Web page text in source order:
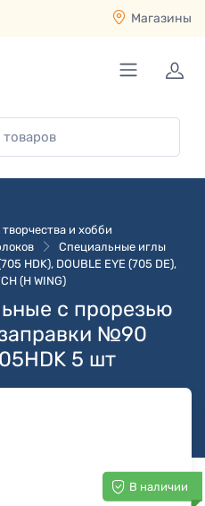
Магазины
и хобби
Специальные иглы
HDK), DOUBLE EYE (705 DE),
(H WING)
с прорезью
№90
5 шт
В наличии